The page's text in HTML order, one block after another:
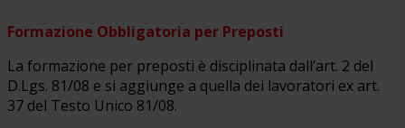
Formazione Obbligatoria per Preposti
La formazione per preposti è disciplinata dall’art. 2 del
D.Lgs. 81/08 e si aggiunge a quella dei lavoratori ex art.
37 del Testo Unico 81/08.